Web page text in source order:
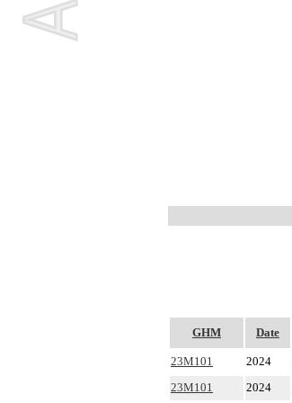
GHM Date
23M101
2024
23M101
2024